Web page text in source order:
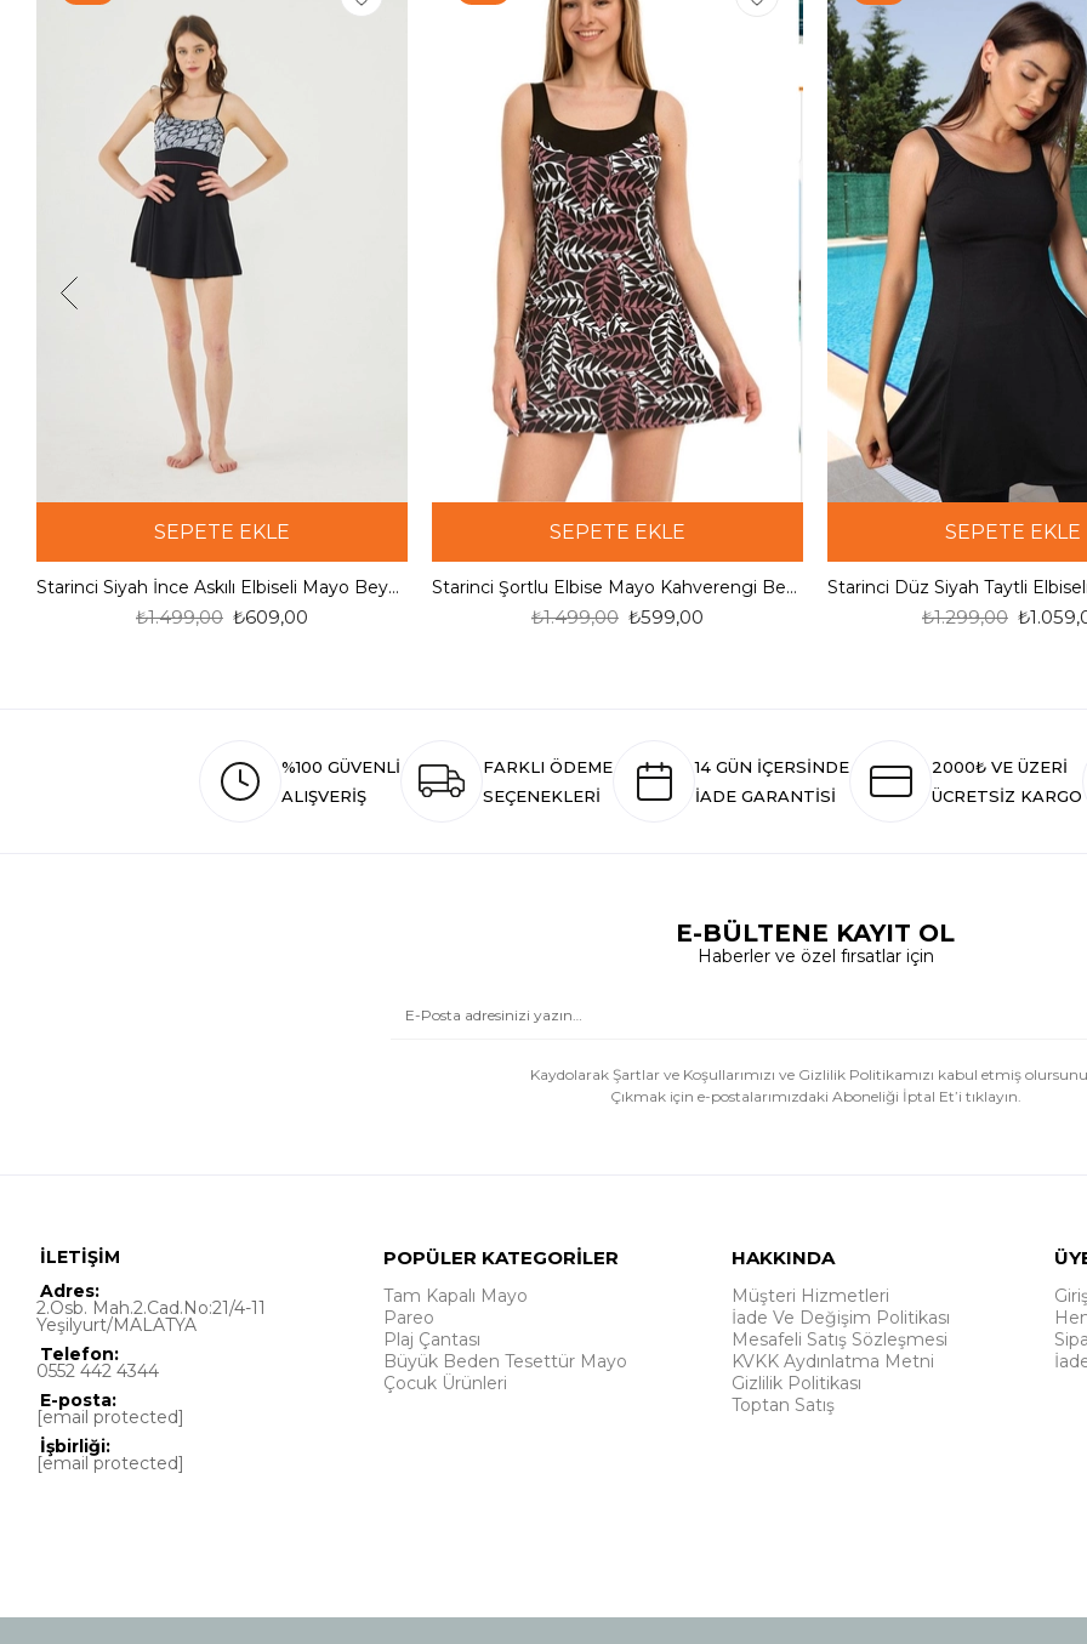
SEPETE EKLE
Starinci Siyah İnce Askılı Elbiseli Mayo Beyaz Göğüs Detaylı
₺609,00
₺1.499,00
SEPETE EKLE
Starinci Şortlu Elbise Mayo Kahverengi Beyaz Yapraklar
₺599,00
₺1.499,00
SEPETE EKLE
₺1.299,00
%100 GÜVENLİ
ALIŞVERİŞ
FARKLI ÖDEME
SEÇENEKLERİ
14 GÜN İÇERSİNDE
İADE GARANTİSİ
2000₺ VE ÜZERİ
ÜCRETSİZ KARGO
E-BÜLTENE KAYIT OL
Haberler ve özel fırsatlar için
Kaydolarak Şartlar ve Koşullarımızı ve Gizlilik Politikamızı kabul etmiş
Çıkmak için e-postalarımızdaki Aboneliği İptal Et’i tıklayın.
İLETİŞİM
Adres:
2.Osb. Mah.2.Cad.No:21/4-11
Yeşilyurt/MALATYA
Telefon:
0552 442 4344
E-posta:
[email protected]
İşbirliği:
[email protected]
POPÜLER KATEGORİLER
Tam Kapalı Mayo
Pareo
Plaj Çantası
Büyük Beden Tesettür Mayo
Çocuk Ürünleri
HAKKINDA
Müşteri Hizmetleri
İade Ve Değişim Politikası
Mesafeli Satış Sözleşmesi
KVKK Aydınlatma Metni
Gizlilik Politikası
Toptan Satış